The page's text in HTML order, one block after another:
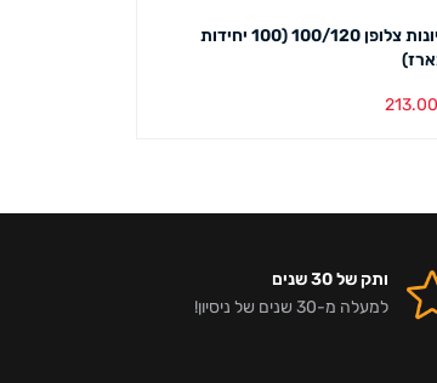
גליונות צלופן 100/120 (100 יחידות
213.00
ותק של 30 שנים
למעלה מ-30 שנים של ניסיון!